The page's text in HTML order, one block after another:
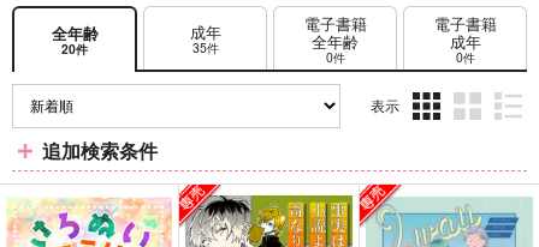
全年齢
20件
成年
35件
電子書籍
全年齢
0件
電子書籍
成年
0件
表示
ム
表
示
ム
表
示
ム
表
示
追加検索条件